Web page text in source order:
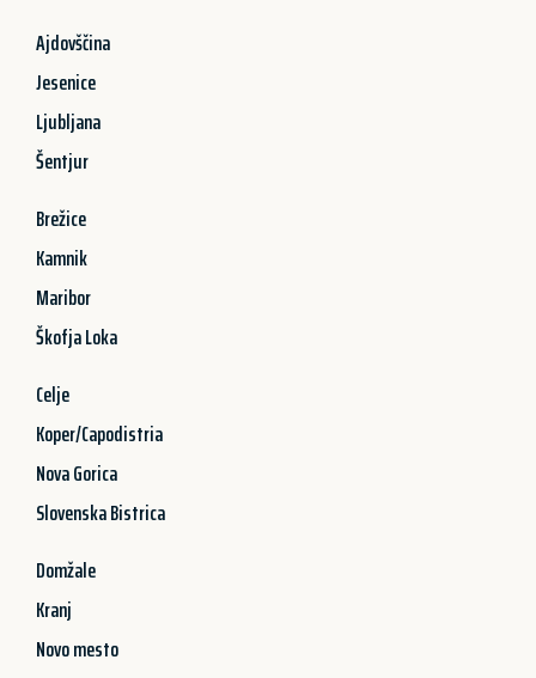
Ajdovščina
Jesenice
Ljubljana
Šentjur
Brežice
Kamnik
Maribor
Škofja Loka
Celje
Koper/Capodistria
Nova Gorica
Slovenska Bistrica
Domžale
Kranj
Novo mesto